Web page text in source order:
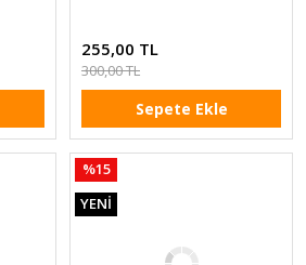
255,00 TL
300,00 TL
Sepete Ekle
%15
YENİ